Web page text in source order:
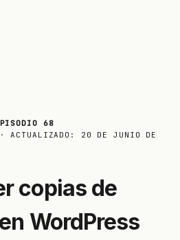
68
ACTUALIZADO: 20 DE JUNIO DE
copias de
WordPress